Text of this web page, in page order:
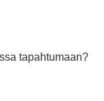
tapahtumaan?